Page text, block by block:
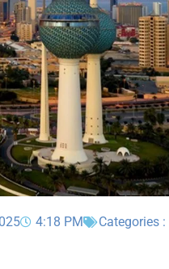
4:18 PM Categories :